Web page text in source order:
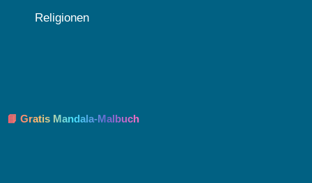
Religionen
📘 Gratis Mandala-Malbuch